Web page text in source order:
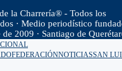
la Charrería® - Todos los
· Medio periodístico
2009 · Santiago de
FEDERACIÓNNOTICIASSAN